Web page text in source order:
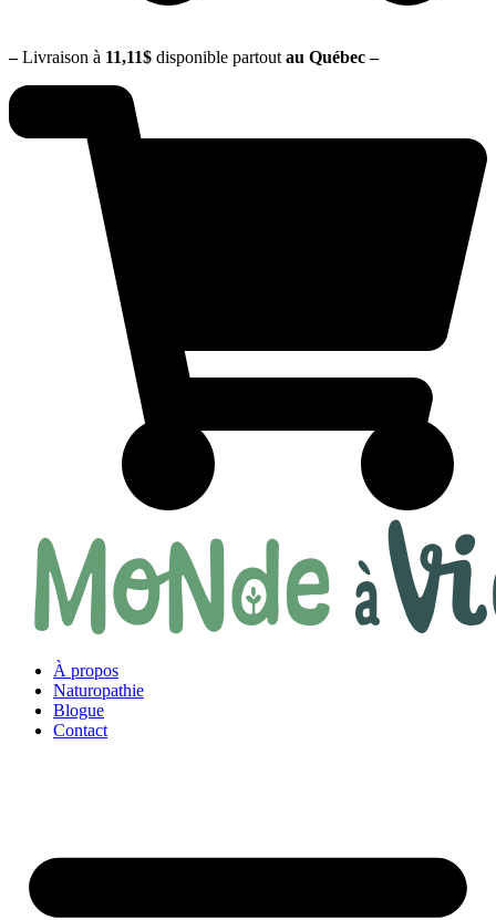
–Livraison à 11,11$ disponible partout au Québec –
À propos
Naturopathie
Blogue
Contact